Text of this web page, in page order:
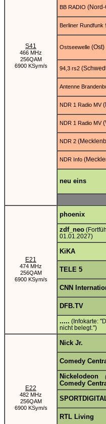
S41
466 MHz
256QAM
6900 KSym/s
BB RADIO (Nord-
Berliner Rundfunk
Ostseewelle (Ost)
94,3 rs2
Antenne
NDR 1 Radio MV
NDR 1 Radio MV
NDR 2
NDR Info
neu eins
E21
474 MHz
256QAM
6900 KSym/s
phoenix
zdf_neo
01.01.2027)
KiKA
TELE 5
CNN
DFB.TV
..... (Infokarte:
nicht belegt.")
E22
482 MHz
256QAM
6900 KSym/s
Nick Jr.
Comedy
Nickelodeon
Comedy
RTL Living